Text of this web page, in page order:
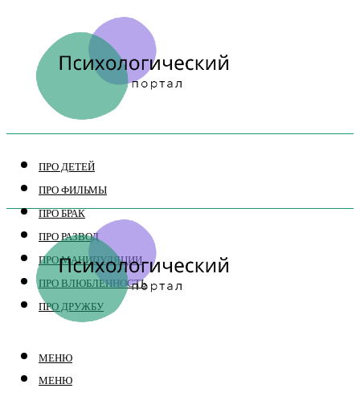
ПРО ДЕТЕЙ
ПРО ФИЛЬМЫ
ПРО БРАК
ПРО РАЗВОД
ПРО МАНИПУЛЯЦИИ
ПРО ВЛЮБЛЕННОСТЬ
ПРО ДРУЖБУ
МЕНЮ
МЕНЮ